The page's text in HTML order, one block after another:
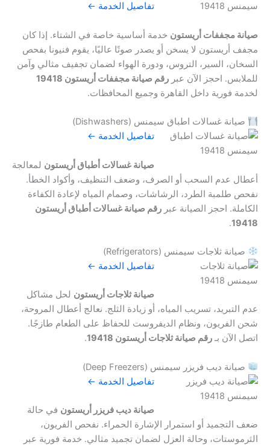
تفاصيل الخدمة ←
صيانة مجففات أريستون خدمة أساسية خاصة في الشتاء. إذا كان
مجفف أريستون لا يسخن أو يصدر صوتًا عاليًا، يقوم فنيونا بفحص
السخان، السير، التروس، ودورة الهواء لضمان تجفيف مثالي وآمن
للملابس. احجز الآن عبر رقم صيانة مجففات أريستون 19418
لخدمة فورية داخل القاهرة وجميع المحافظات.
صيانة غسالات اطباق سيمنس (Dishwashers)
تفاصيل الخدمة ←
صيانة غسالات أطباق أريستون لمعالجة
أعطال عدم السحب أو الصرف، وضعف التنظيف، وأكواد الخطأ.
نفحص طلمبة الطرد، الرشاشات، وصمام المياه لإعادة الكفاءة
الكاملة. احجز الصيانة عبر رقم صيانة غسالات أطباق أريستون
19418
.
صيانة ثلاجات سيمنس (Refrigerators)
تفاصيل الخدمة ←
صيانة ثلاجات أريستون لحل مشاكل
عدم التبريد، تسريب المياه، أو زيادة الثلج. نعالج أعطال المروحة،
شحن الفريون، ونظام الديفروست للحفاظ على الطعام طازجًا.
اتصل الآن بـ رقم صيانة ثلاجات أريستون 19418 .
صيانة ديب فريزر سيمنس (Deep Freezers)
تفاصيل الخدمة ←
صيانة ديب فريزر أريستون في حالة
ضعف التجميد أو استمرار الإشارة الحمراء. نفحص الفريون،
الثرموستات، وحالة العزل لضمان تجميد مثالي. خدمة فورية عبر